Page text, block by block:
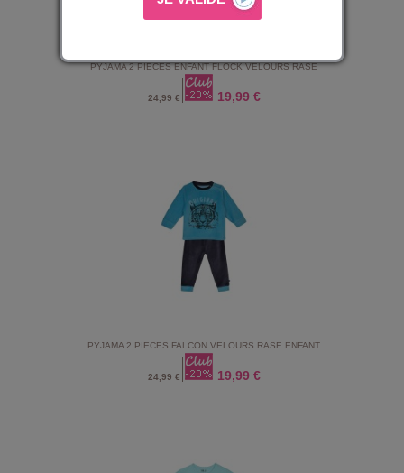
PYJAMA 2 PIECES ENFANT FLOCK VELOURS RASE
24,99 € 19,99 €
PYJAMA 2 PIECES FALCON VELOURS RASE ENFANT
24,99 € 19,99 €